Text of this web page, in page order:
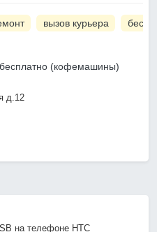
вызов курьера
(кофемашины)
д.12
на телефоне HTC